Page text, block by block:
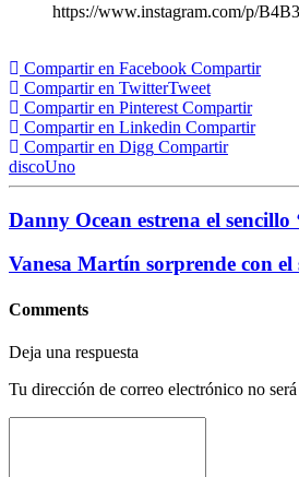
https://www.instagram.com/p/
Compartir en Facebook Compartir
Compartir en TwitterTweet
Compartir en Pinterest Compartir
Compartir en Linkedin Compartir
Compartir en Digg Compartir
discoUno
Danny Ocean estrena el sencillo
Vanesa Martín sorprende con el
Comments
Deja una respuesta
Tu dirección de correo electrónico no